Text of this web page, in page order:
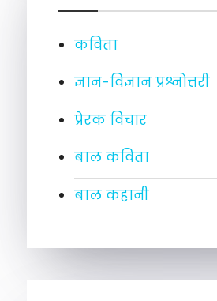
कविता
ज्ञान-विज्ञान प्रश्नोत्तरी
प्रेरक विचार
बाल कविता
बाल कहानी